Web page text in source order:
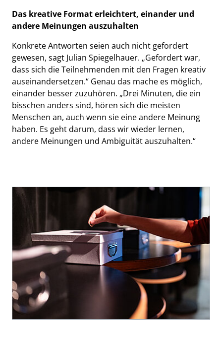
Das kreative Format erleichtert, einander und
andere Meinungen auszuhalten
Konkrete Antworten seien auch nicht gefordert
gewesen, sagt Julian Spiegelhauer. „Gefordert war,
dass sich die Teilnehmenden mit den Fragen kreativ
auseinandersetzen.“ Genau das mache es möglich,
einander besser zuzuhören. „Drei Minuten, die ein
bisschen anders sind, hören sich die meisten
Menschen an, auch wenn sie eine andere Meinung
haben. Es geht darum, dass wir wieder lernen,
andere Meinungen und Ambiguität auszuhalten.“